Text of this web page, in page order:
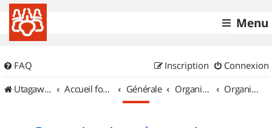
Menu
FAQ Connexion
Inscription
UtagawaVTT (Randos VTT et VTTAE avec traces GPS)
Accueil forum Générale Organisation de sorties & Recherche de partenaires Organisation de sorties en région Île de France